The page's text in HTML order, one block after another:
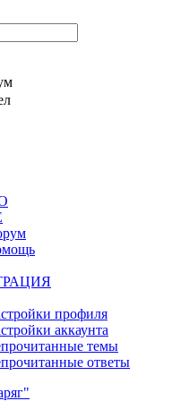
профиля
аккаунта
темы
ответы